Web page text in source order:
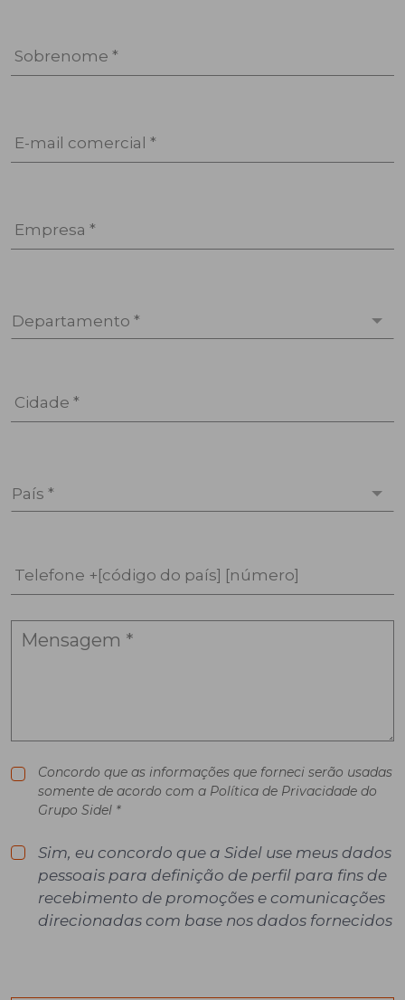
Sobrenome *
E-mail comercial *
Empresa *
Departamento *
Cidade *
País *
Telefone +[código do país] [número]
Concordo que as informações que forneci serão usadas
somente de acordo com a Política de Privacidade do
Grupo Sidel *
Sim, eu concordo que a Sidel use meus dados
pessoais para definição de perfil para fins de
recebimento de promoções e comunicações
direcionadas com base nos dados fornecidos